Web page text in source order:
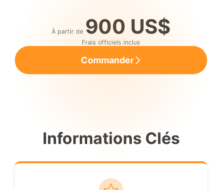
À partir de 900 US$
Frais officiels inclus
Commander
Informations Clés